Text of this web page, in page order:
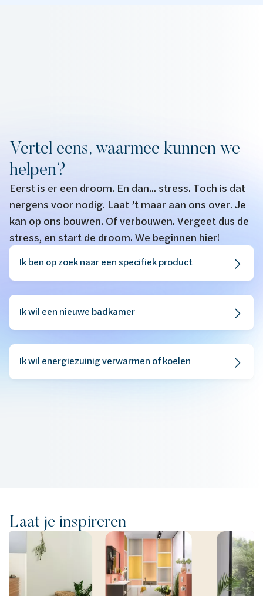
Vertel eens, waarmee kunnen we
helpen?
Eerst is er een droom. En dan... stress. Toch is dat
nergens voor nodig. Laat ’t maar aan ons over. Je
kan op ons bouwen. Of verbouwen. Vergeet dus de
stress, en start de droom. We beginnen hier!
​​​Ik ben op zoek naar een specifiek product
Ik wil een nieuwe badkamer
Ik wil energiezuinig verwarmen of koelen
Laat je inspireren